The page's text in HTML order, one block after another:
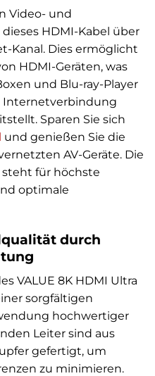
Video- und
HDMI-Kabel über
Kanal. Dies ermöglicht
HDMI-Geräten, was
und Blu-ray-Player
Internetverbindung
Sparen Sie sich
und genießen Sie die
AV-Geräte. Die
steht für höchste
optimale
durch
VALUE 8K HDMI Ultra
sorgfältigen
hochwertiger
Leiter sind aus
gefertigt, um
zu minimieren.